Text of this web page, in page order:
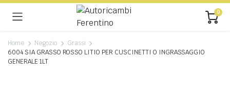
0
Home Negozio
Grassi
6004 SIA GRASSO ROSSO LITIO PER CUSCINETTI O INGRASSAGGIO
GENERALE 1LT